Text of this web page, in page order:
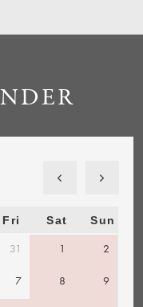
Fri Sat Sun
31 1 2
7 8 9